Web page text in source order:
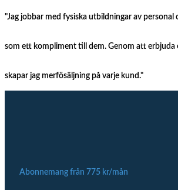
"Jag jobbar med fysiska utbildningar av personal
som ett kompliment till dem. Genom att
skapar jag merfösäljning på varje kund."
Abonnemang från 775 kr/mån